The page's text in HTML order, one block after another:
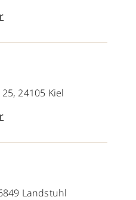
24105 Kiel
Landstuhl